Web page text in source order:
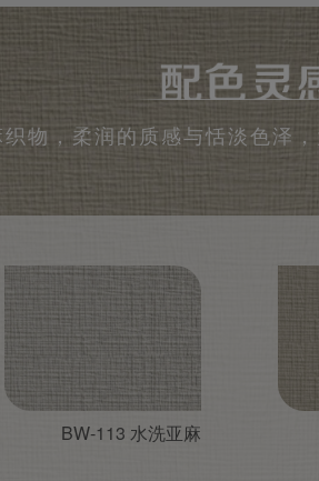
物，柔润的质感与恬淡色泽
BW-113 水洗亚麻